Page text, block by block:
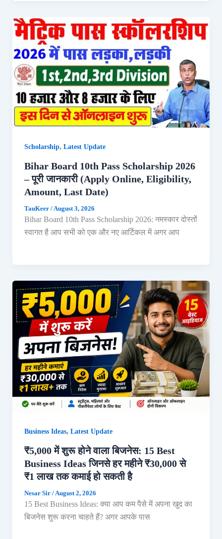
Scholarship, Latest Update
Bihar Board 10th Pass Scholarship 2026
– पूरी जानकारी (Apply Online, Eligibility,
Amount, Last Date)
TauKeer / August 3, 2026
Bihar Board 10th Pass Scholarship 2026: नमस्कार दोस्तों
स्वागत है आप सभी को एक और नए आर्टिकल में अगर आप
Business Ideas, Latest Update
₹5,000 में शुरू होने वाला बिजनेस: 15 Best
Business Ideas जिनसे हर महीने ₹30,000 से
₹1 लाख तक कमाई हो सकती है
Nesar Sir / August 2, 2026
15 Best Business Ideas: क्या आप कम पैसे में अपना खुद का
बिजनेस शुरू करना चाहते हैं? अगर आपके पास